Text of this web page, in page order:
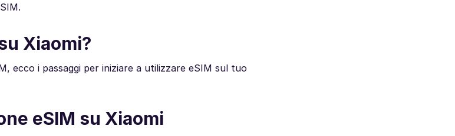
Xiaomi?
ecco i passaggi per iniziare a utilizzare eSIM sul tuo
eSIM su Xiaomi